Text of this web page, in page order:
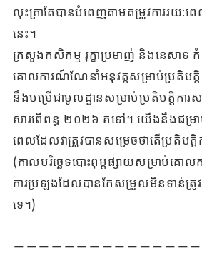
លុះត្រាតែបានបំពេញតាមតម្រូវការរយៈពេ
នេះ។
ក្រសួងកសិកម្ម រុក្ខាប្រមាញ់ និងនេសាទ
គោលការណ៍ណែនាំអនុវត្តសម្រាប់ប្រតិបត្
នឹងបម្រើជាមូលដ្ឋានសម្រាប់ប្រតិបត្តិការ
សារពើពន្ធ ២០២៦ តទៅ។ យើងនឹងជម្រ
ពេលដែលវាត្រូវបានសម្រេចថាតើប្រតិបត្
(កាលបរិច្ឆេទបោះពុម្ពផ្សាយសម្រាប់គោ
ការប្រឡងដែលបានកែសម្រួលមិនទាន់
ទេ។)
－－－－－－－－－－－－－－